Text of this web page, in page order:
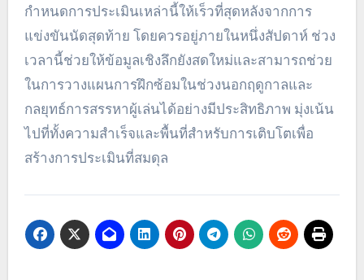
ที่ชัดเจนเกี่ยวกับประสิทธิภาพของทีม
การประเมินและข้อเสนอแนะ
แบบหลังฤดูกาล
การประเมินหลังฤดูกาลเป็นสิ่งสำคัญสำหรับการ
สะท้อนถึงประสิทธิภาพของฤดูกาลทั้งหมดและการ
เหล่านี้ควรรวมถึงการตรวจสอบผู้เล่นแต่ละคน การ
วิเคราะห์ประสิทธิภาพของทีม และการประชุมให้ข้อ
เสนอแนบกับทีมฝึกสอน